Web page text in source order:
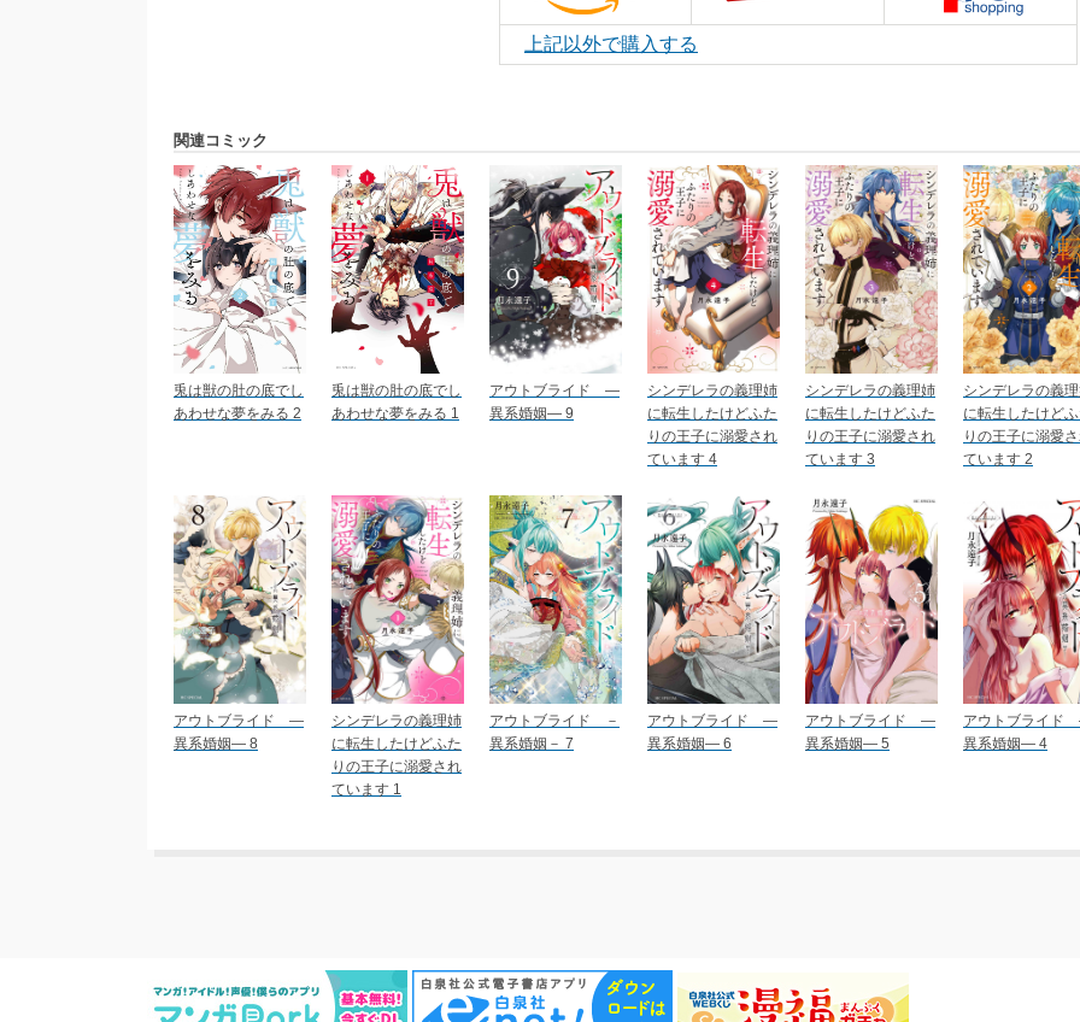
上記以外で購入する
関連コミック
兎は獣の肚の底でし
あわせな夢をみる 2
兎は獣の肚の底でし
あわせな夢をみる 1
アウトブライド ―
異系婚姻― 9
シンデレラの義理姉
に転生したけどふた
りの王子に溺愛され
ています 4
シンデレラの義理姉
に転生したけどふた
りの王子に溺愛され
ています 3
シンデレラの義
に転生したけど
りの王子に溺愛
ています 2
アウトブライド ―
異系婚姻― 8
シンデレラの義理姉
に転生したけどふた
りの王子に溺愛され
ています 1
アウトブライド －
異系婚姻－ 7
アウトブライド ―
異系婚姻― 6
アウトブライド ―
異系婚姻― 5
アウトブライ
異系婚姻― 4